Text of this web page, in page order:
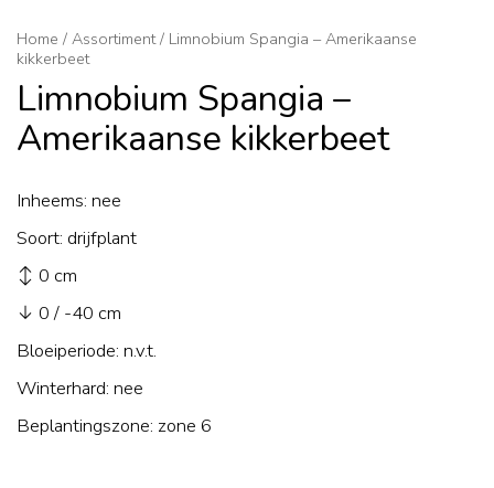
Home / Assortiment / Limnobium Spangia – Amerikaanse
kikkerbeet
Limnobium Spangia –
Amerikaanse kikkerbeet
Inheems: nee
Soort: drijfplant
↕ 0 cm
↓ 0 / -40 cm
Bloeiperiode: n.v.t.
Winterhard: nee
Beplantingszone: zone 6